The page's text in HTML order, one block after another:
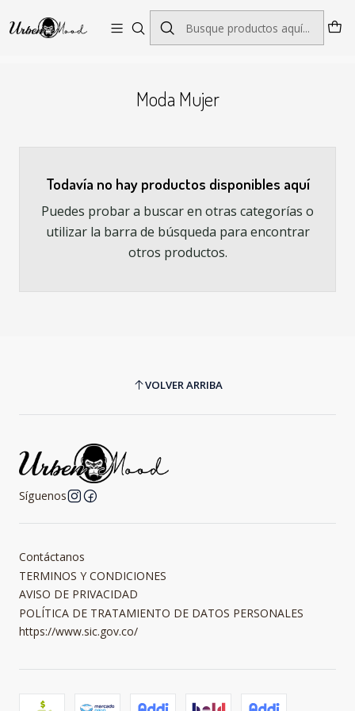
Envío GRATIS desde $60.000 | Entregas rápidas 1–5 días hábiles
Inicio Moda Mujer
Moda Mujer
Todavía no hay productos disponibles aquí
Puedes probar a buscar en otras categorías o
utilizar la barra de búsqueda para encontrar
otros productos.
VOLVER ARRIBA
Síguenos
Contáctanos
TERMINOS Y CONDICIONES
AVISO DE PRIVACIDAD
POLÍTICA DE TRATAMIENTO DE DATOS PERSONALES
https://www.sic.gov.co/